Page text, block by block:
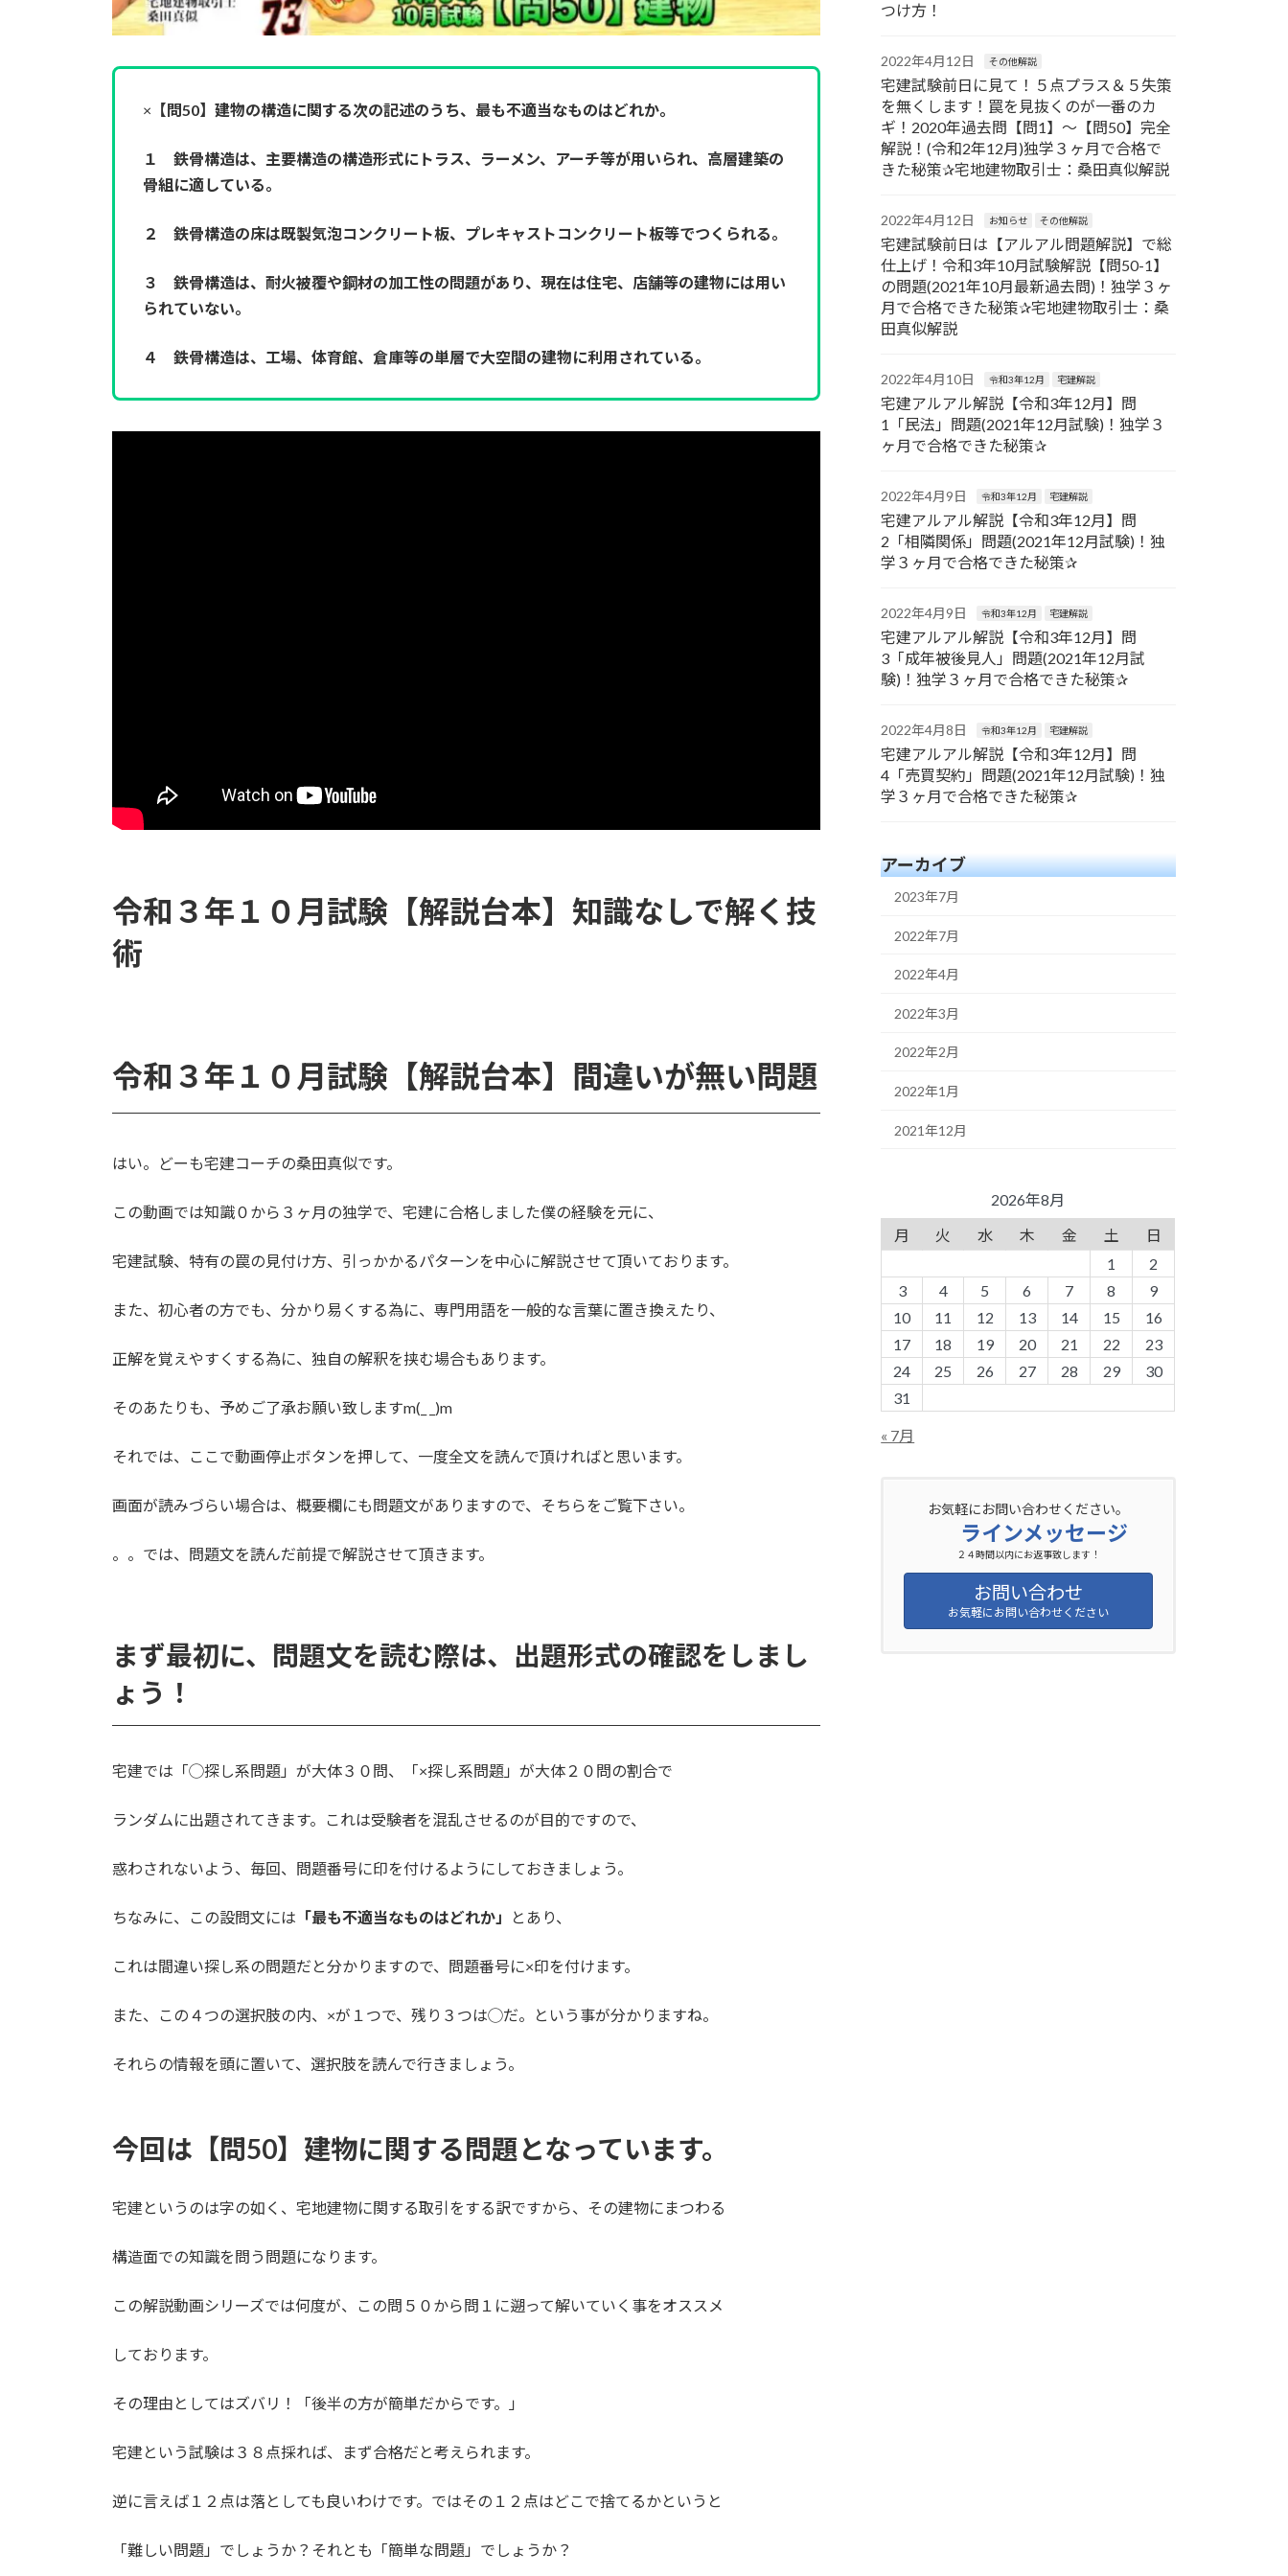
× 【問50】建物の構造に関する次の記述のうち、最も不適当なものはどれか。
１ 鉄骨構造は、主要構造の構造形式にトラス、ラーメン、アーチ等が用いられ、高層建築の
骨組に適している。
２ 鉄骨構造の床は既製気泡コンクリート板、プレキャストコンクリート板等でつくられる。
３ 鉄骨構造は、耐火被覆や鋼材の加工性の問題があり、現在は住宅、店舗等の建物には用い
られていない。
４ 鉄骨構造は、工場、体育館、倉庫等の単層で大空間の建物に利用されている。
令和３年１０月試験【解説台本】知識なしで解く技
術
令和３年１０月試験【解説台本】間違いが無い問題
はい。どーも宅建コーチの桑田真似です。
この動画では知識０から３ヶ月の独学で、宅建に合格しました僕の経験を元に、
宅建試験、特有の罠の見付け方、引っかかるパターンを中心に解説させて頂いております。
また、初心者の方でも、分かり易くする為に、専門用語を一般的な言葉に置き換えたり、
正解を覚えやすくする為に、独自の解釈を挟む場合もあります。
そのあたりも、予めご了承お願い致しますm(_ _)m
それでは、ここで動画停止ボタンを押して、一度全文を読んで頂ければと思います。
画面が読みづらい場合は、概要欄にも問題文がありますので、そちらをご覧下さい。
。。では、問題文を読んだ前提で解説させて頂きます。
まず最初に、問題文を読む際は、出題形式の確認をしまし
ょう！
宅建では「◯探し系問題」が大体３０問、「×探し系問題」が大体２０問の割合で
ランダムに出題されてきます。これは受験者を混乱させるのが目的ですので、
惑わされないよう、毎回、問題番号に印を付けるようにしておきましょう。
ちなみに、この設問文には 「最も不適当なものはどれか」 とあり、
これは間違い探し系の問題だと分かりますので、問題番号に×印を付けます。
また、この４つの選択肢の内、×が１つで、残り３つは◯だ。という事が分かりますね。
それらの情報を頭に置いて、選択肢を読んで行きましょう。
今回は 【問50】建物に関する問題となっています。
宅建というのは字の如く、宅地建物に関する取引をする訳ですから、その建物にまつわる
構造面での知識を問う問題になります。
この解説動画シリーズでは何度が、この問５０から問１に遡って解いていく事をオススメ
しております。
その理由としてはズバリ！「後半の方が簡単だからです。」
宅建という試験は３８点採れば、まず合格だと考えられます。
逆に言えば１２点は落としても良いわけです。ではその１２点はどこで捨てるかというと
「難しい問題」でしょうか？それとも「簡単な問題」でしょうか？
つけ方！
2022年4月12日 その他解説
宅建試験前日に見て！５点プラス＆５失策
を無くします！罠を見抜くのが一番のカ
ギ！2020年過去問【問1】〜【問50】完全
解説！(令和2年12月)独学３ヶ月で合格で
きた秘策✰宅地建物取引士：桑田真似解説
2022年4月12日 お知らせ その他解説
宅建試験前日は【アルアル問題解説】で総
仕上げ！令和3年10月試験解説【問50-1】
の問題(2021年10月最新過去問)！独学３ヶ
月で合格できた秘策✰宅地建物取引士：桑
田真似解説
2022年4月10日 令和3年12月 宅建解説
宅建アルアル解説【令和3年12月】問
1「民法」問題(2021年12月試験)！独学３
ヶ月で合格できた秘策✰
2022年4月9日 令和3年12月 宅建解説
宅建アルアル解説【令和3年12月】問
2「相隣関係」問題(2021年12月試験)！独
学３ヶ月で合格できた秘策✰
2022年4月9日 令和3年12月 宅建解説
宅建アルアル解説【令和3年12月】問
3「成年被後見人」問題(2021年12月試
験)！独学３ヶ月で合格できた秘策✰
2022年4月8日 令和3年12月 宅建解説
宅建アルアル解説【令和3年12月】問
4「売買契約」問題(2021年12月試験)！独
学３ヶ月で合格できた秘策✰
アーカイブ
2023年7月
2022年7月
2022年4月
2022年3月
2022年2月
2022年1月
2021年12月
2026年8月
月
火 水 木 金 土
日
1
2
3
4 5 6 7 8
9
10
11 12 13 14 15
16
17
18 19 20 21 22
23
24
25 26 27 28 29
30
31
« 7月
お気軽にお問い合わせください。
ラインメッセージ
２４時間以内にお返事致します！
お問い合わせ
お気軽にお問い合わせください